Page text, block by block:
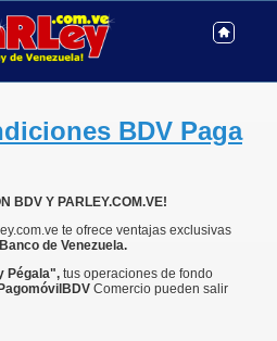
BDV Paga
BDV Y PARLEY.COM.VE!
te ofrece ventajas exclusivas
Banco de Venezuela.
Pégala", tus operaciones de fondo
Comercio pueden salir